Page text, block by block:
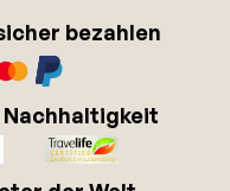
bezahlen
Nachhaltigkeit